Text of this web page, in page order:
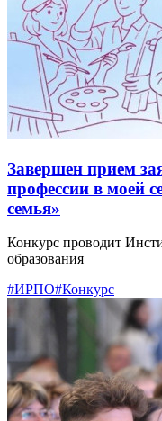
Завершен прием
профессии в моей
семья»
Конкурс проводит
образования
#ИРПО#Конкурс